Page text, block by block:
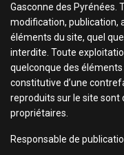
Gasconne des Pyrénées.
modification, publication,
éléments du site, quel
interdite. Toute
quelconque des
constitutive d’une
reproduits sur le site sont
propriétaires.
Responsable de